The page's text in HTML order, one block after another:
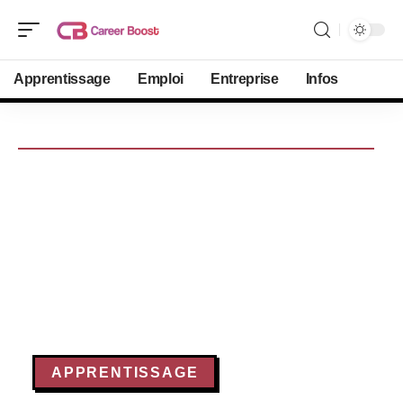
Apprentissage Emploi Entreprise Infos
APPRENTISSAGE